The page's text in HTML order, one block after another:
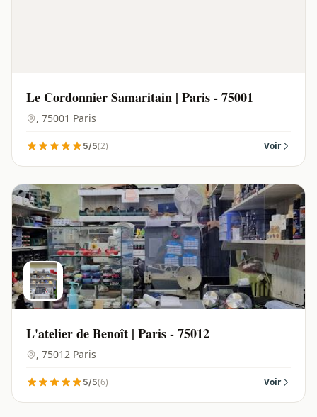
Le Cordonnier Samaritain | Paris - 75001
, 75001 Paris
5/5(2) Voir
L'atelier de Benoît | Paris - 75012
, 75012 Paris
5/5(6) Voir